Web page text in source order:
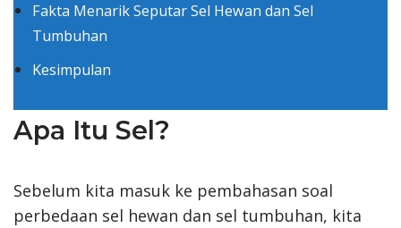
Fakta Menarik Seputar Sel Hewan dan Sel
Tumbuhan
Kesimpulan
Apa Itu Sel?
Sebelum kita masuk ke pembahasan soal
perbedaan sel hewan dan sel tumbuhan, kita